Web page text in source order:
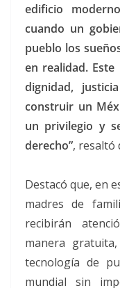
edificio
cuando un
pueblo los
en realidad.
dignidad,
construir un
un privilegio y
derecho”, resaltó
Destacó que, en
madres de
recibirán
manera
tecnología de
mundial sin